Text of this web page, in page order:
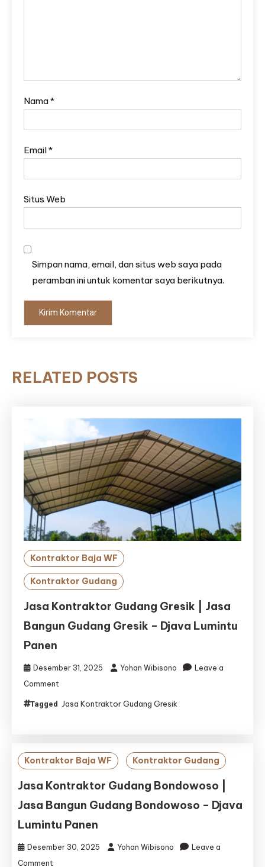
Nama*
Email*
Situs Web
Simpan nama, email, dan situs web saya pada
peramban ini untuk komentar saya berikutnya.
RELATED POSTS
Kontraktor Baja WF
Kontraktor Gudang
Jasa Kontraktor Gudang Gresik | Jasa
Bangun Gudang Gresik – Djava Lumintu
Panen
Desember 31, 2025 Yohan Wibisono
Leave a
Comment
Kontraktor
Jasa
Bangun
Gudang
–
Lumintu
Panen
Tagged Jasa Kontraktor Gudang Gresik
Kontraktor Baja WF Kontraktor Gudang
Jasa Kontraktor Gudang Bondowoso |
Jasa Bangun Gudang Bondowoso – Djava
Lumintu Panen
Desember 30, 2025 Yohan Wibisono
Leave a
Comment